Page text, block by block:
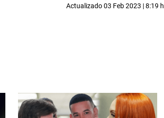
Actualizado03 Feb 2023 | 8:19 h